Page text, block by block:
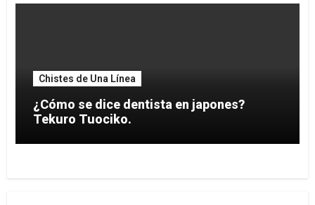
Chistes de Una Línea
¿Cómo se dice dentista en japones?
Tekuro Tuociko.